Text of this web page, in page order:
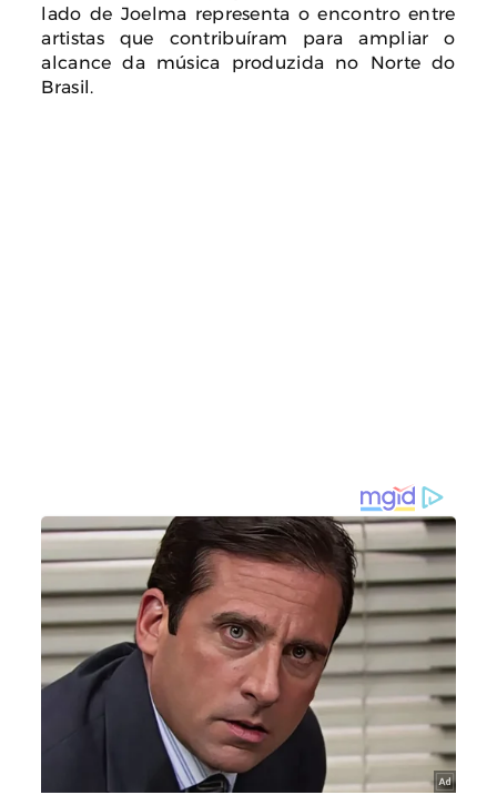
lado de Joelma representa o encontro entre
artistas que contribuíram para ampliar o
alcance da música produzida no Norte do
Brasil.